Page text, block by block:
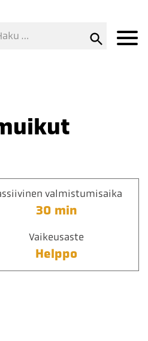
valmistumisaika
30 min
Vaikeusaste
Helppo